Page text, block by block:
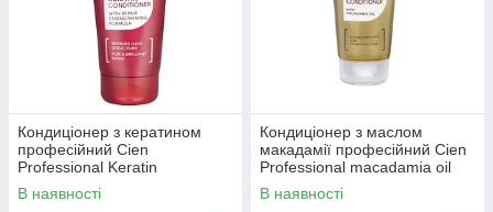
Кондиціонер з кератином
професійний Cien
Professional Keratin
Conditioner 200 мл,
Німеччина
В наявності
Кондиціонер з маслом
макадамії професійний Cien
Professional macadamia oil
Conditioner 200 мл,
Німеччина
В наявності